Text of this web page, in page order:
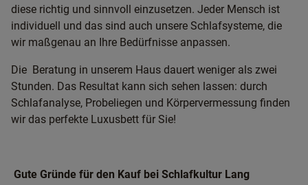
diese richtig und sinnvoll einzusetzen. Jeder Mensch ist
individuell und das sind auch unsere Schlafsysteme, die
wir maßgenau an Ihre Bedürfnisse anpassen.
Die Beratung in unserem Haus dauert weniger als zwei
Stunden. Das Resultat kann sich sehen lassen: durch
Schlafanalyse, Probeliegen und Körpervermessung finden
wir das perfekte Luxusbett für Sie!
Gute Gründe für den Kauf bei Schlafkultur Lang